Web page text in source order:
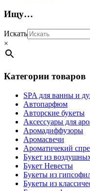
Ищу…
Искать
×
Категории товаров
SPA для ванны и
Автопарфюм
Авторские букеты
Аксессуары для
Аромадиффузоры
Аромасвечи
Ароматичекий
Букет из
Букет Невесты
Букеты из
Букеты из